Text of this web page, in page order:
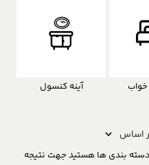
آینه کنسول
بندی ها هستید جهت نتیجه